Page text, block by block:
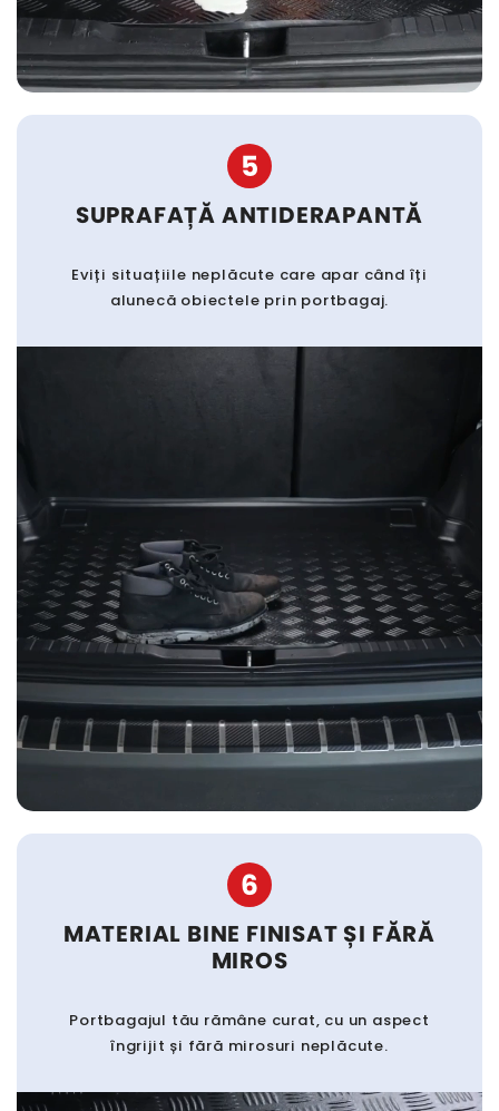
5
SUPRAFAȚĂ ANTIDERAPANTĂ
Eviți situațiile neplăcute care apar când îți
alunecă obiectele prin portbagaj.
6
MATERIAL BINE FINISAT ȘI FĂRĂ
MIROS
Portbagajul tău rămâne curat, cu un aspect
îngrijit și fără mirosuri neplăcute.